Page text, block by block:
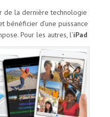
de la dernière technologie
d’une puissance
Pour les autres, l’iPad